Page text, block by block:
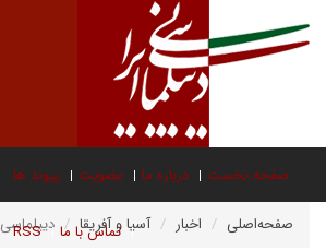
صفحه نخست درباره ما عضویت پیوند ها
تماس با ما RSS صفحه‌اصلی اخبار آسیا و آفریقا